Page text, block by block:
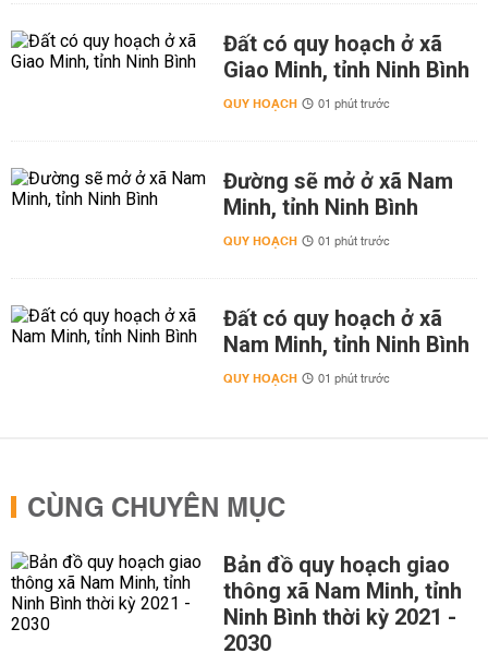
Đất có quy hoạch ở xã
Giao Minh, tỉnh Ninh Bình
QUY HOẠCH 01 phút trước
Đường sẽ mở ở xã Nam
Minh, tỉnh Ninh Bình
QUY HOẠCH 01 phút trước
Đất có quy hoạch ở xã
Nam Minh, tỉnh Ninh Bình
QUY HOẠCH 01 phút trước
CÙNG CHUYÊN MỤC
Bản đồ quy hoạch giao
thông xã Nam Minh, tỉnh
Ninh Bình thời kỳ 2021 -
2030